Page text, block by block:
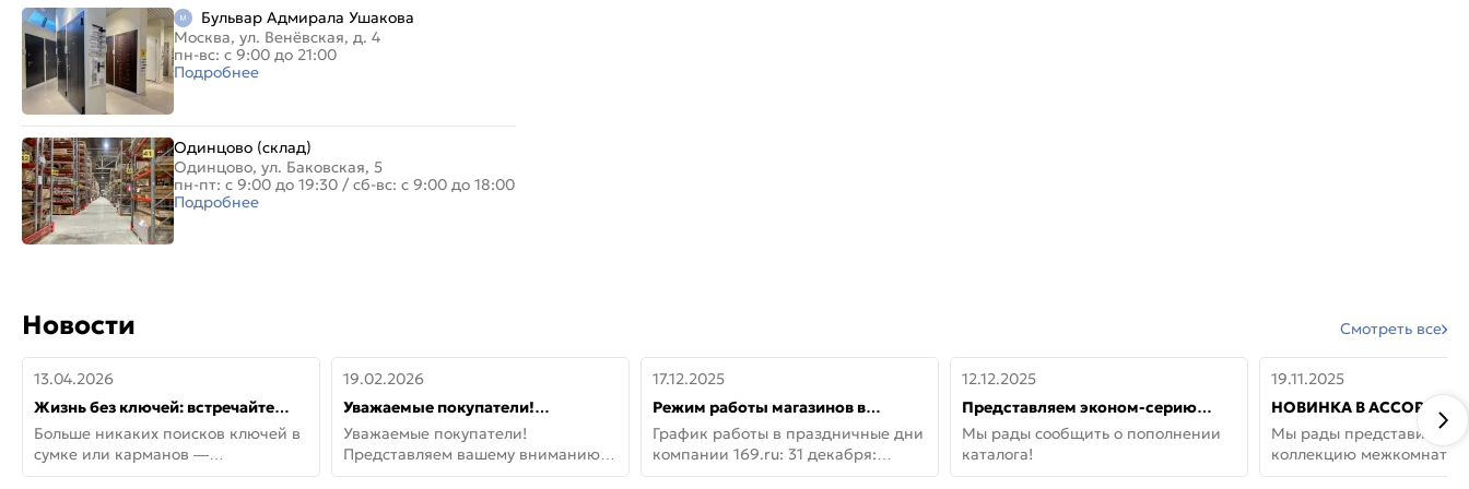
Бульвар Адмирала Ушакова
Москва, ул. Венёвская, д. 4
пн-вс: с 9:00 до 21:00
Подробнее
Одинцово (склад)
Одинцово, ул. Баковская, 5
пн-пт: с 9:00 до 19:30 / сб-вс: с 9:00 до 18:00
Подробнее
Новости Смотреть все
13.04.2026
Жизнь без ключей: встречайте
новую дверь СИТИ ИНТЕГРА
АйКью!
Больше никаких поисков ключей в
сумке или карманов —
представляем СИТИ ИНТЕГРА
19.02.2026
Уважаемые покупатели!
Представляем вашему вниманию
новинки от Armadillo!
Уважаемые покупатели!
Представляем вашему вниманию
новинки от Armadillo! Новая
17.12.2025
Режим работы магазинов в
праздничные дни с 31 декабря по
11 января
График работы в праздничные дни
компании 169.ru: 31 декабря:
Заказы, самовывоз и доставки —
12.12.2025
Представляем эконом-серию
дверей от бренда Portika, где цена
не значит «просто»
Мы рады сообщить о пополнении
каталога!
19.11.2025
НОВИНКА В
ДВЕРИ GLOSSMAT —
НЕОКЛАССИКА И УЮТ
Мы рады представить
коллекцию
GlossMat